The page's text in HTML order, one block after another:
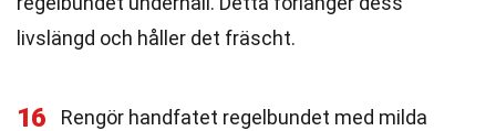
livslängd och håller det fräscht.
16
Rengör handfatet regelbundet med milda